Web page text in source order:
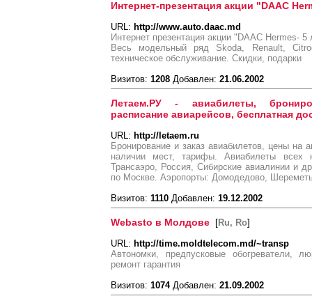
Интернет-презентация акции "DAAC
URL: http://www.auto.daac.md
Интернет презентация акции "DAAC Hermes-
Весь модельный ряд Skoda, Renault,
техническое обслуживание. Скидки, подарки
Визитов: 1208 Добавлен: 21.06.2002
Летаем.РУ - авиабилеты,
расписание авиарейсов, бесплатная
URL: http://letaem.ru
Бронирование и заказ авиабилетов, цены на
наличии мест, тарифы. Авиабилеты всех
Трансаэро, Россия, Сибирские авиалинии и
по Москве. Аэропорты: Домодедово,
Визитов: 1110 Добавлен: 19.12.2002
Webasto в Молдове [Ru, Ro]
URL: http://time.moldtelecom.md/~transp
Автономки, предпусковые обогреватели,
ремонт гарантия
Визитов: 1074Добавлен: 21.09.2002